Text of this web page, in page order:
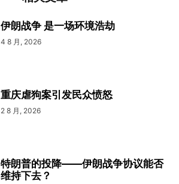
伊朗战争 是一场环境浩劫
4 8 月, 2026
重庆虐狗案引发民众愤怒
2 8 月, 2026
特朗普的投降——伊朗战争协议能否
维持下去？